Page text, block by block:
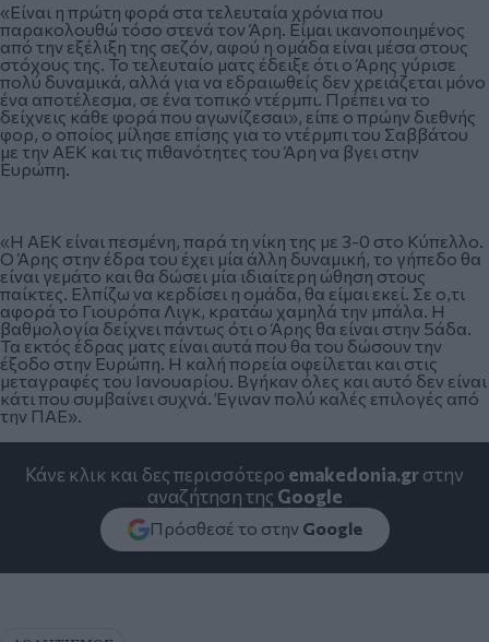
«Είναι η πρώτη φορά στα τελευταία χρόνια που
παρακολουθώ τόσο στενά τον Άρη. Είμαι ικανοποιημένος
από την εξέλιξη της σεζόν, αφού η ομάδα είναι μέσα στους
στόχους της. Το τελευταίο ματς έδειξε ότι ο Άρης γύρισε
πολύ δυναμικά, αλλά για να εδραιωθείς δεν χρειάζεται μόνο
ένα αποτέλεσμα, σε ένα τοπικό ντέρμπι. Πρέπει να το
δείχνεις κάθε φορά που αγωνίζεσαι», είπε ο πρώην διεθνής
φορ, ο οποίος μίλησε επίσης για το ντέρμπι του Σαββάτου
με την ΑΕΚ και τις πιθανότητες του Άρη να βγει στην
Ευρώπη.
«Η ΑΕΚ είναι πεσμένη, παρά τη νίκη της με 3-0 στο Κύπελλο.
Ο Άρης στην έδρα του έχει μία άλλη δυναμική, το γήπεδο θα
είναι γεμάτο και θα δώσει μία ιδιαίτερη ώθηση στους
παίκτες. Ελπίζω να κερδίσει η ομάδα, θα είμαι εκεί. Σε ο,τι
αφορά το Γιουρόπα Λιγκ, κρατάω χαμηλά την μπάλα. Η
βαθμολογία δείχνει πάντως ότι ο Άρης θα είναι στην 5άδα.
Τα εκτός έδρας ματς είναι αυτά που θα του δώσουν την
έξοδο στην Ευρώπη. Η καλή πορεία οφείλεται και στις
μεταγραφές του Ιανουαρίου. Βγήκαν όλες και αυτό δεν είναι
κάτι που συμβαίνει συχνά. Έγιναν πολύ καλές επιλογές από
την ΠΑΕ».
Κάνε κλικ και δες περισσότερο emakedonia.grστην
αναζήτηση της Google
Πρόσθεσέ το στην Google